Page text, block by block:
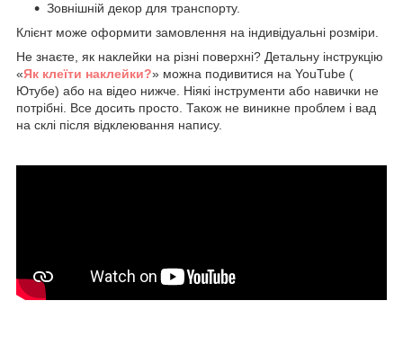
Зовнішній декор для транспорту.
Клієнт може оформити замовлення на індивідуальні розміри.
Не знаєте, як наклейки на різні поверхні? Детальну інструкцію
«Як клеїти наклейки?» можна подивитися на YouTube (
Ютубе) або на відео нижче. Ніякі інструменти або навички не
потрібні. Все досить просто. Також не виникне проблем і вад
на склі після відклеювання напису.